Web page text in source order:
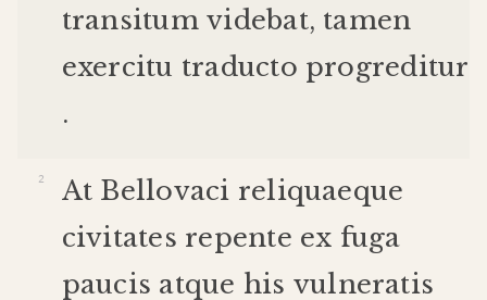
transitum videbat, tamen
exercitu traducto progreditur
.
At Bellovaci reliquaeque
civitates repente ex fuga
paucis atque his vulneratis